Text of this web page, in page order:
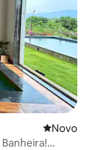
Novo
Novo